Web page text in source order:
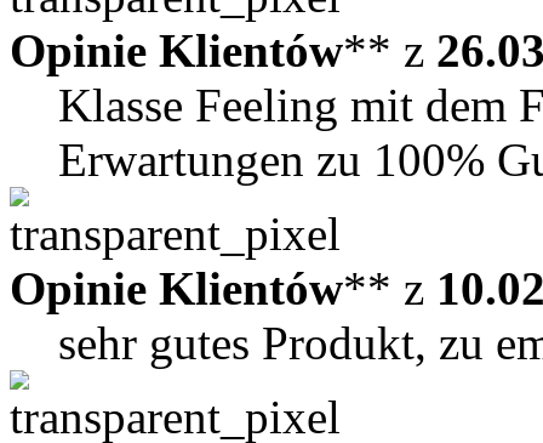
Opinie Klientów** z
Klasse Feeling mit dem
Erwartungen zu 100%
Opinie Klientów** z
sehr gutes Produkt, zu